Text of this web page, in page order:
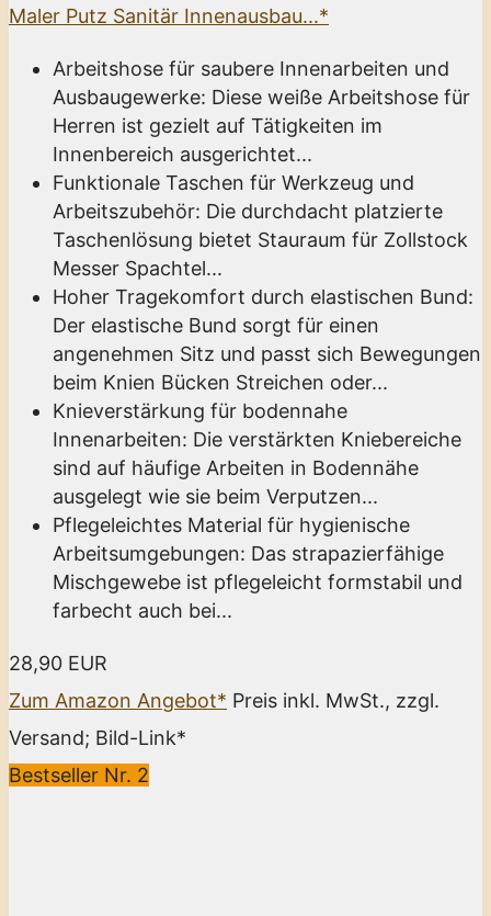
Maler Putz Sanitär Innenausbau...*
Arbeitshose für saubere Innenarbeiten und
Ausbaugewerke: Diese weiße Arbeitshose für
Herren ist gezielt auf Tätigkeiten im
Innenbereich ausgerichtet...
Funktionale Taschen für Werkzeug und
Arbeitszubehör: Die durchdacht platzierte
Taschenlösung bietet Stauraum für Zollstock
Messer Spachtel...
Hoher Tragekomfort durch elastischen Bund:
Der elastische Bund sorgt für einen
angenehmen Sitz und passt sich Bewegungen
beim Knien Bücken Streichen oder...
Knieverstärkung für bodennahe
Innenarbeiten: Die verstärkten Kniebereiche
sind auf häufige Arbeiten in Bodennähe
ausgelegt wie sie beim Verputzen...
Pflegeleichtes Material für hygienische
Arbeitsumgebungen: Das strapazierfähige
Mischgewebe ist pflegeleicht formstabil und
farbecht auch bei...
28,90 EUR
Zum Amazon Angebot* Preis inkl. MwSt., zzgl.
Versand; Bild-Link*
Bestseller Nr. 2